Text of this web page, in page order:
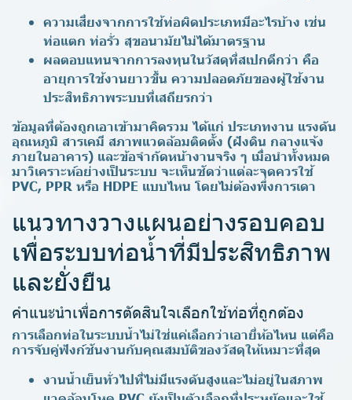
ความเสี่ยงจากการใช้ท่อผิดประเภทมีอะไรบ้าง เช่น
ท่อแตก ท่อรั่ว สุขอนามัยไม่ได้มาตรฐาน
ผลตอบแทนจากการลงทุนในวัสดุที่สเปกดีกว่า คือ
อายุการใช้งานยาวขึ้น ความปลอดภัยของผู้ใช้งาน
ประสิทธิภาพระบบที่เสถียรกว่า
ข้อมูลที่ต้องถูกเอาเข้ามาคิดรวม ได้แก่ ประเภทงาน แรงดัน
อุณหภูมิ สารเคมี สภาพแวดล้อมติดตั้ง (ฝังดิน กลางแจ้ง
ภายในอาคาร) และข้อจำกัดหน้างานจริง ๆ เมื่อนำทั้งหมด
มาวิเคราะห์อย่างเป็นระบบ จะเห็นชัดว่าแต่ละจุดควรใช้
PVC, PPR หรือ HDPE แบบไหน โดยไม่ต้องพึ่งการเดา
แนวทางวางแผนอย่างรอบคอบ
เพื่อระบบท่อน้ำที่มีประสิทธิภาพ
และยั่งยืน
คำแนะนำเพื่อการตัดสินใจเลือกใช้ท่อที่ถูกต้อง
การเลือกท่อในระบบน้ำไม่ใช่แค่เลือกว่าเอายี่ห้อไหน แต่คือ
การจับคู่ฟังก์ชันงานกับคุณสมบัติของวัสดุให้เหมาะที่สุด
งานน้ำเย็นทั่วไปที่ไม่มีแรงดันสูงและไม่อยู่ในสภาพ